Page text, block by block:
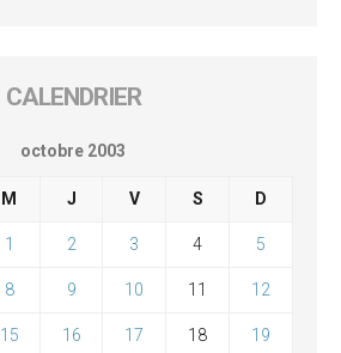
CALENDRIER
octobre 2003
M J V S D
1 2 3 4 5
8 9 10 11 12
15 16 17 18 19